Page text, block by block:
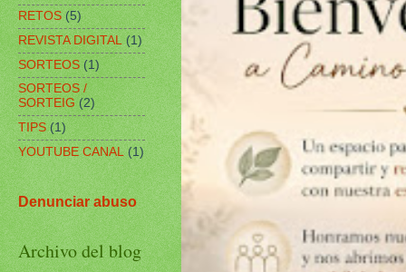
RETOS (5)
REVISTA DIGITAL (1)
SORTEOS (1)
SORTEOS /
SORTEIG (2)
TIPS (1)
YOUTUBE CANAL (1)
Denunciar abuso
Archivo del blog